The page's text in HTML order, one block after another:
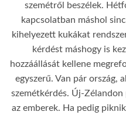
szemétről beszélek.
kapcsolatban máshol
kihelyezett kukákat
kérdést máshogy is
hozzáállását kellene
egyszerű. Van pár ország,
szemétkérdés. Új-Zélandon
az emberek. Ha pedig